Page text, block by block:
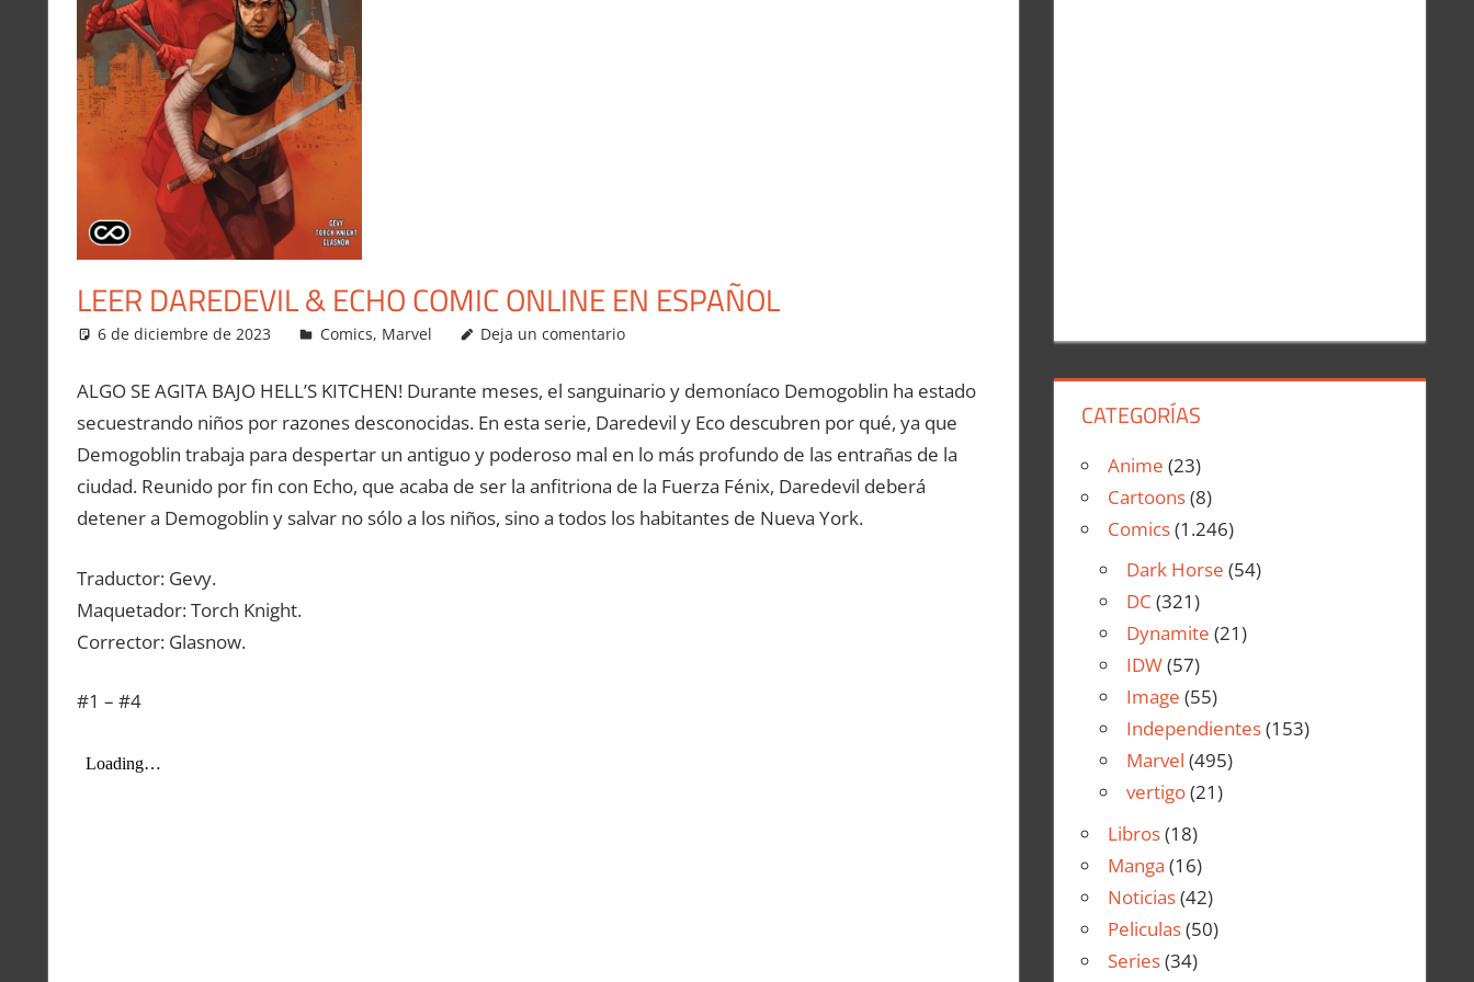
LEER DAREDEVIL & ECHO COMIC ONLINE EN ESPAÑOL
6 de diciembre de 2023 Carlitox Banana
Comics, Marvel Deja un comentario
ALGO SE AGITA BAJO HELL’S KITCHEN! Durante meses, el sanguinario y demoníaco Demogoblin ha estado
secuestrando niños por razones desconocidas. En esta serie, Daredevil y Eco descubren por qué, ya que
Demogoblin trabaja para despertar un antiguo y poderoso mal en lo más profundo de las entrañas de la
ciudad. Reunido por fin con Echo, que acaba de ser la anfitriona de la Fuerza Fénix, Daredevil deberá
detener a Demogoblin y salvar no sólo a los niños, sino a todos los habitantes de Nueva York.
Traductor: Gevy.
Maquetador: Torch Knight.
Corrector: Glasnow.
#1 – #4
CATEGORÍAS
Anime (23)
Cartoons(8)
Comics(1.246)
Dark Horse (54)
DC (321)
Dynamite (21)
IDW(57)
Image (55)
Independientes(153)
Marvel (495)
vertigo(21)
Libros(18)
Manga (16)
Noticias(42)
Peliculas(50)
Series(34)